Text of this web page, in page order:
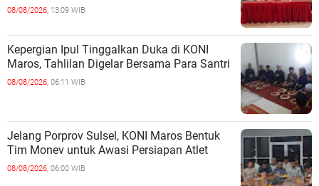
08/08/2026, 13:09 WIB
Kepergian Ipul Tinggalkan Duka di KONI
Maros, Tahlilan Digelar Bersama Para Santri
08/08/2026, 06:11 WIB
Jelang Porprov Sulsel, KONI Maros Bentuk
Tim Monev untuk Awasi Persiapan Atlet
08/08/2026, 06:00 WIB